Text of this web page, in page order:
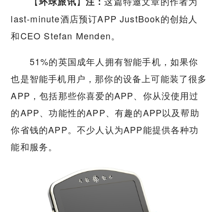
last-minute酒店预订APP JustBook的创始人
和CEO Stefan Menden。
51%的英国成年人拥有智能手机，如果你
也是智能手机用户，那你的设备上可能装了很多
APP，包括那些你喜爱的APP、你从没使用过
的APP、功能性的APP、有趣的APP以及帮助
你省钱的APP。不少人认为APP能提供各种功
能和服务。